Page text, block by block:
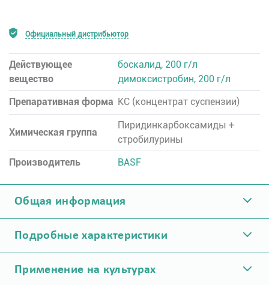
Официальный дистрибьютор
Действующее
вещество
боскалид, 200 г/л
димоксистробин, 200 г/л
Препаративная форма КC (концентрат суспензии)
Химическая группа
Пиридинкарбоксамиды +
стробилурины
Производитель
BASF
Общая информация
Подробные характеристики
Применение на культурах